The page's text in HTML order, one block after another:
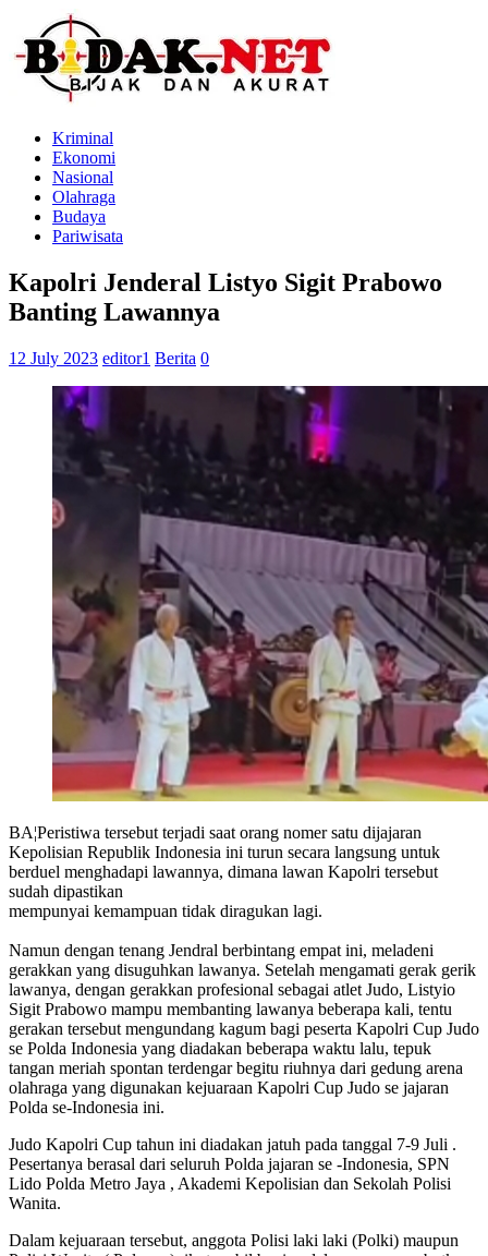
Kriminal
Ekonomi
Nasional
Olahraga
Budaya
Pariwisata
Kapolri Jenderal Listyo Sigit Prabowo
Banting Lawannya
12 July 2023 editor1 Berita 0
BA¦Peristiwa tersebut terjadi saat orang nomer satu dijajaran
Kepolisian Republik Indonesia ini turun secara langsung untuk
berduel menghadapi lawannya, dimana lawan Kapolri tersebut
sudah dipastikan
mempunyai kemampuan tidak diragukan lagi.
Namun dengan tenang Jendral berbintang empat ini, meladeni
gerakkan yang disuguhkan lawanya. Setelah mengamati gerak gerik
lawanya, dengan gerakkan profesional sebagai atlet Judo, Listyio
Sigit Prabowo mampu membanting lawanya beberapa kali, tentu
gerakan tersebut mengundang kagum bagi peserta Kapolri Cup Judo
se Polda Indonesia yang diadakan beberapa waktu lalu, tepuk
tangan meriah spontan terdengar begitu riuhnya dari gedung arena
olahraga yang digunakan kejuaraan Kapolri Cup Judo se jajaran
Polda se-Indonesia ini.
Judo Kapolri Cup tahun ini diadakan jatuh pada tanggal 7-9 Juli .
Pesertanya berasal dari seluruh Polda jajaran se -Indonesia, SPN
Lido Polda Metro Jaya , Akademi Kepolisian dan Sekolah Polisi
Wanita.
Dalam kejuaraan tersebut, anggota Polisi laki laki (Polki) maupun